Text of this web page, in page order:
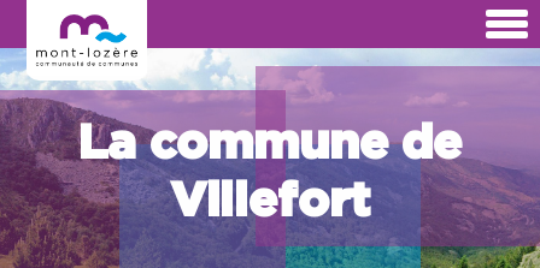
La commune de
Villefort